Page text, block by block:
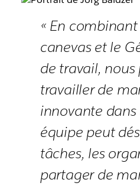
« En
canevas et le
de travail, nous
travailler de
innovante
équipe peut
tâches, les
partager de